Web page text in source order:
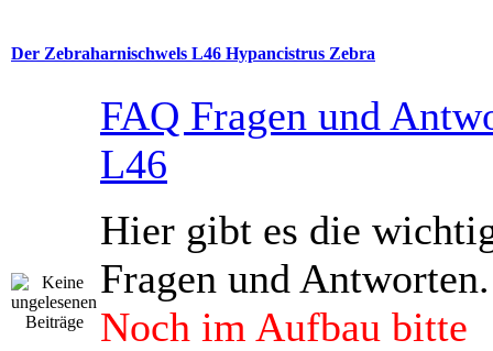
Der Zebraharnischwels L46 Hypancistrus Zebra
FAQ Fragen und
L46
Hier gibt es die
Fragen und Antworten.
Noch im Aufbau bitte